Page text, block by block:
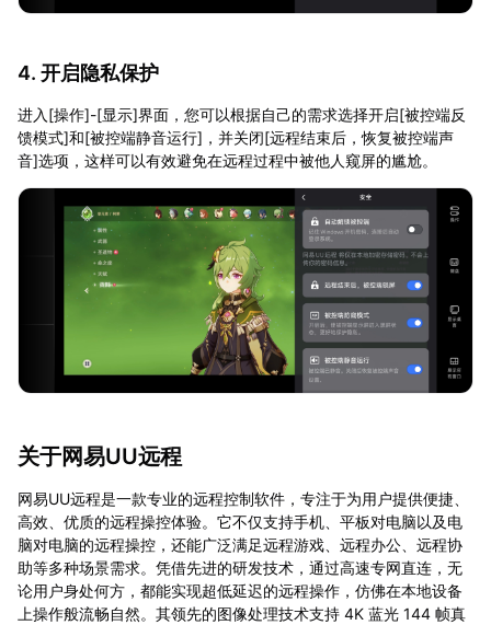
4. 开启隐私保护
进入[操作]-[显示]界面，您可以根据自己的需求选择开启[被控端反
馈模式]和[被控端静音运行]，并关闭[远程结束后，恢复被控端声
音]选项，这样可以有效避免在远程过程中被他人窥屏的尴尬。
关于网易UU远程
网易UU远程是一款专业的远程控制软件，专注于为用户提供便捷、
高效、优质的远程操控体验。它不仅支持手机、平板对电脑以及电
脑对电脑的远程操控，还能广泛满足远程游戏、远程办公、远程协
助等多种场景需求。凭借先进的研发技术，通过高速专网直连，无
论用户身处何方，都能实现超低延迟的远程操作，仿佛在本地设备
上操作般流畅自然。其领先的图像处理技术支持 4K 蓝光 144 帧真